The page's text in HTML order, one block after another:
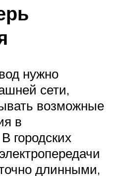
нужно
сети,
возможные
в
городских
длинными,